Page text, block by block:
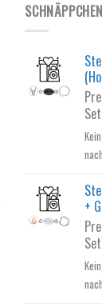
SCHNÄPPCHEN
+